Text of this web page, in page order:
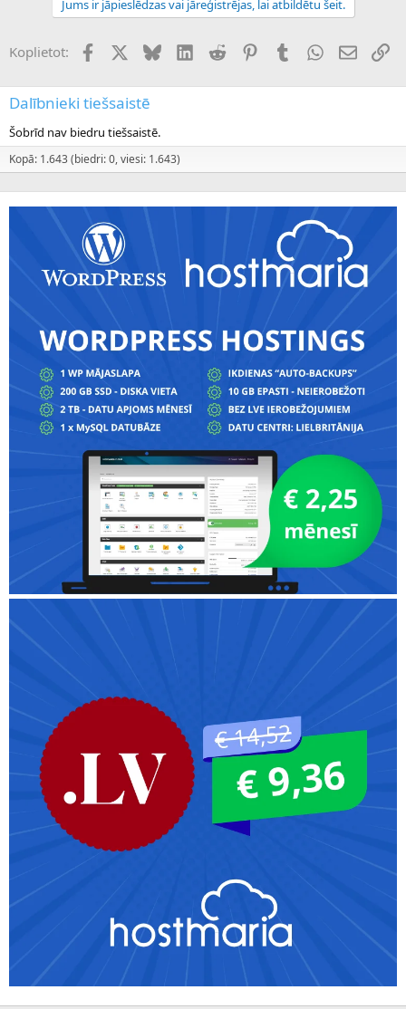
Jums ir jāpieslēdzas vai jāreģistrējas, lai atbildētu šeit.
Koplietot: FacebookX (Twitter)
BlueskyLinkedInReddit PinterestTumblrWhatsApp
E-pasts
Dalībnieki tiešsaistē
Šobrīd nav biedru tiešsaistē.
Kopā: 1.643 (biedri: 0, viesi: 1.643)